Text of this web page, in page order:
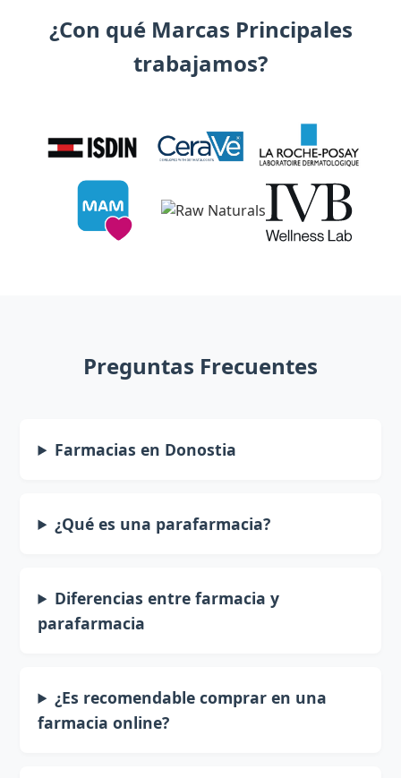
¿Con qué Marcas Principales
trabajamos?
Preguntas Frecuentes
Farmacias en Donostia
¿Qué es una parafarmacia?
Diferencias entre farmacia y
parafarmacia
¿Es recomendable comprar en una
farmacia online?